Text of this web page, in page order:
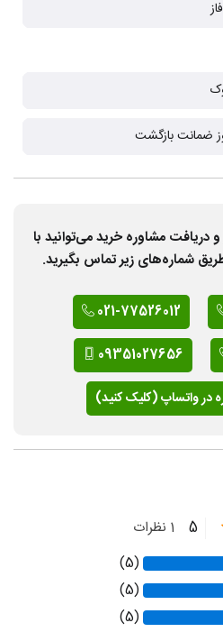
مشاوره خرید می‌توانید با
شماره‌های زیر تماس بگیرید.
021-77526012
09351027656
در واتساپ (کلیک کنید)
5
1 نظرات
(5)
(5)
(5)